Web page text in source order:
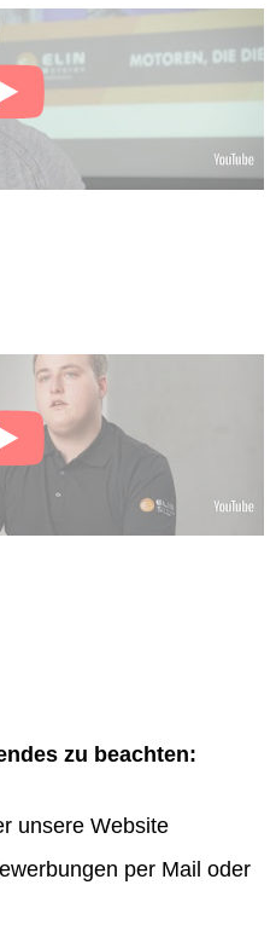
zu beachten:
unsere Website
per Mail oder